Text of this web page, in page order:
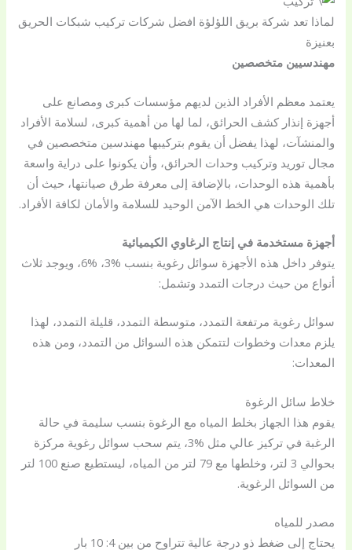
لماذا تعد شركة بريق اللؤلؤة افضل شركات تركيب شبكات الحريق
بعنيزة
مهندسيين متخصصين
يعتمد معظم الأفراد الذين لديهم مؤسسات كبرى ومصانع على
أجهزة إنذار كشف الحرائق، لما لها من أهمية كبرى، لسلامة الأفراد
والمنشآت، لهذا يفضل أن يقوم بتركيبها مهندسين متخصصين في
مجال توريد وتركيب وحدات الحرائق، وأن يكونوا على دراية واسعة
بأهمية هذه الوحدات، بالإضافة إلى معرفة طرق صيانتها، حيث أن
تلك الوحدات هي الخط الآمن الوحيد للسلامة والأمان لكافة الأفراد.
أجهزة مستخدمة في إنتاج الرغاوي الكيميائية
يتوفر داخل هذه الأجهزة سوائل رغوية بنسب %3، %6، ويوجد ثلاث
أنواع من حيث درجات التمدد وتشمل:
سوائل رغوية مرتفعة التمدد، متوسطة التمدد، قليلة التمدد، لهذا
يلزم معدات وخطوات لتتمكن هذه السوائل من التمدد، ومن هذه
المعدات:
خلاط سائل الرغوة
يقوم هذا الجهاز بخلط المياه مع الرغوة بنسب سليمة في حالة
الرغبة في تركيز عالي مثل %3، يتم سحب سوائل رغوية مركزة
بحوالي 3 لتر، وخلطها مع 79 لتر من المياه، ليستطيع صنع 100 لتر
من السوائل الرغوية.
مصدر للمياه
يحتاج إلى ضغط ذو درجة عالية تتراوح من بين 4: 10 بار